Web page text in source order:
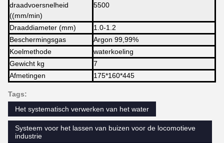
draadvoersnelheid
((mm/min)
5500
Draaddiameter (mm)
1.0-1.2
Beschermingsgas
Argon 99,99%
Koelmethode
waterkoeling
Gewicht kg
7
Afmetingen
175*160*445
Tags:
Het systematisch verwerken van het water
Systeem voor het lassen van buizen voor de locomotieve
industrie